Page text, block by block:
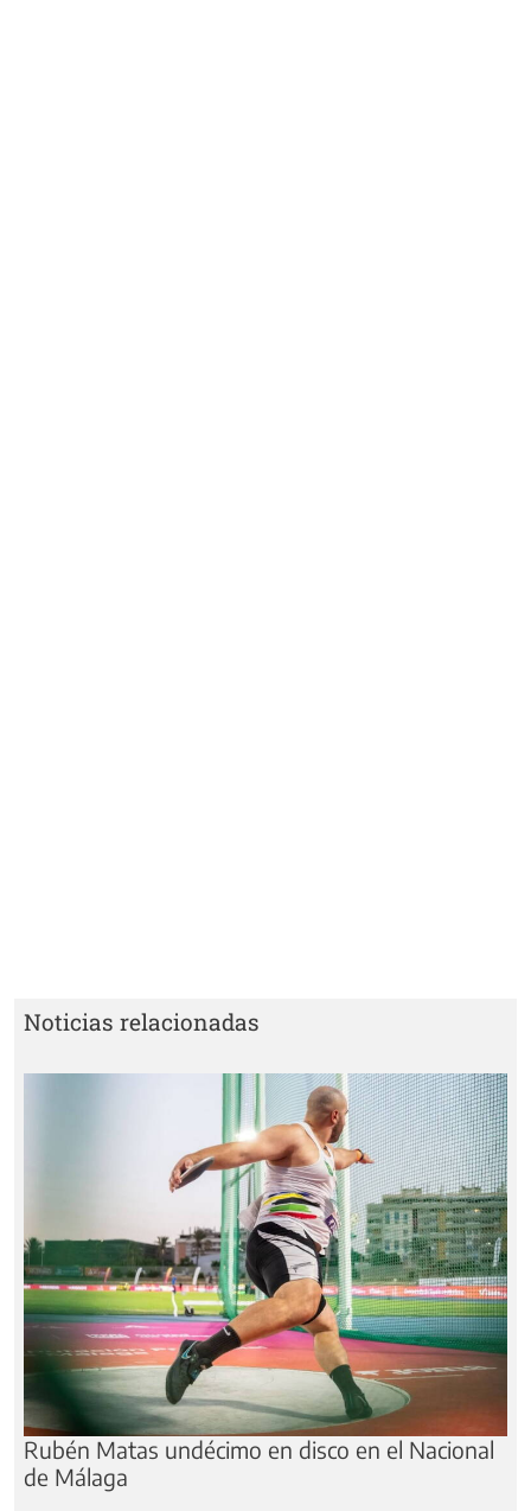
Noticias relacionadas
Rubén Matas undécimo en disco en el Nacional
de Málaga